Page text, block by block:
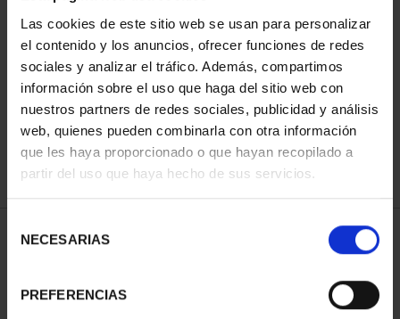
Las cookies de este sitio web se usan para personalizar
el contenido y los anuncios, ofrecer funciones de redes
sociales y analizar el tráfico. Además, compartimos
información sobre el uso que haga del sitio web con
nuestros partners de redes sociales, publicidad y análisis
web, quienes pueden combinarla con otra información
que les haya proporcionado o que hayan recopilado a
partir del uso que haya hecho de sus servicios.
NECESARIAS
PREFERENCIAS
ORDENAR POR:
REFINAR
1 Productos encontrados